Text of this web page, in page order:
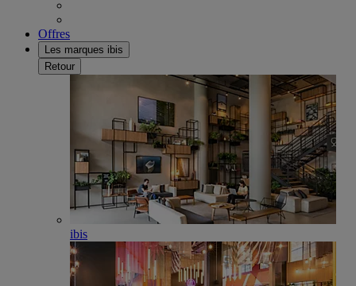
Offres
Les marques ibis
Retour
ibis